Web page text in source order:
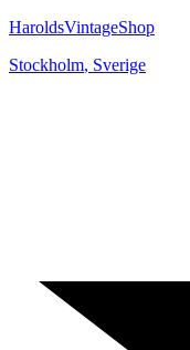
HaroldsVintageShop
Stockholm, Sverige